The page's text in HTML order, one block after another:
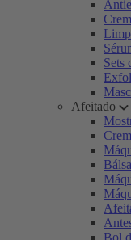
Sets
Afeitado
Bol